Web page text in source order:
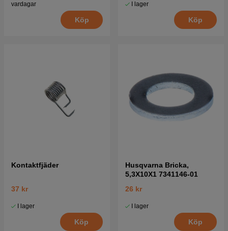
vardagar
Köp
I lager
Köp
Kontaktfjäder
37 kr
I lager
Köp
Husqvarna Bricka,
5,3X10X1 7341146-01
26 kr
I lager
Köp